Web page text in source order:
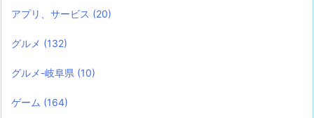
アプリ、サービス (20)
グルメ (132)
グルメ-岐阜県 (10)
ゲーム (164)